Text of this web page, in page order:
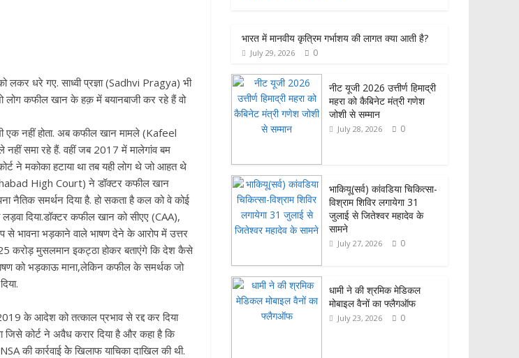
लकर धरे गए. साध्वी प्रज्ञा (Sadhvi Pragya) भी
कफील खान के हक़ में बयानबाजी कर रहे हैं वो
नहीं होता. अब कफील खान मामले (Kafeel
समा रहे हैं. वहीं जब 2017 में मालेगांव बम
ने मकोका हटाया था तब यही लोग थे जो आहत थे
High Court) ने डॉक्टर कफील खान
नैतिक समर्थन दिया है. हो सकता है कल को वे कोई
लड़वा दिया.डॉक्टर कफील खान को सीएए (CAA),
से भावना भड़काने वाले भाषण देने के आरोप में उत्तर
करोड़ मुसलमान इकट्ठा होकर बताएंगे कि देश कैसे
को भड़काऊ माना,लेकिन कफील के समर्थक जो
के आदेश को तत्काल प्रभाव से रद्द कर दिया
जिसे कोर्ट ने अवैध करार दिया है और कहा है कि
की कार्रवाई केे खिलाफ याचिका दाखिल की थी.
e
b
o
o
k
itt
er
at
s
p
p
ar
e
भारत में मानवीय कृत्रिम गर्भाशय की लागत क्या आती है?
July 29, 2026 0
नीट यूजी 2026 उत्तीर्ण हिमाद्री
महरा को कैबिनेट मंत्री गणेश
जोशी से सम्मान
July 28, 2026 0
भाकियू(सर्व) कांवडिया चिकित्सा-
विश्राम शिविर लगायेगा 31
जुलाई से जितेश्वर महादेव के
सामने
July 27, 2026 0
धामी ने की श्रमिक मेडिकल
मोबाइल वैनों का फ्लैगऑफ
July 23, 2026 0